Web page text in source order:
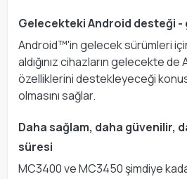
Gelecekteki Android desteği -
Android™'in gelecek sürümleri
aldığınız cihazların gelecekte de
özelliklerini destekleyeceği
olmasını sağlar.
Daha sağlam, daha güvenilir,
süresi
MC3400 ve MC3450 şimdiye